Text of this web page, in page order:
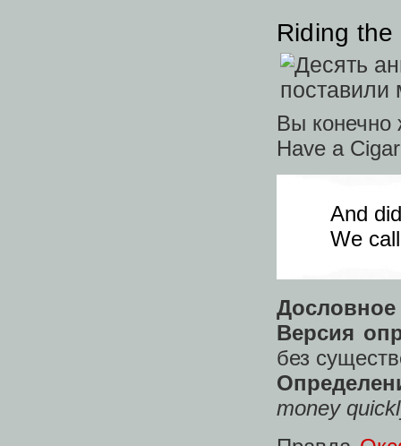
Riding
Вы конечно
Have a
And
We
Версия
без
money